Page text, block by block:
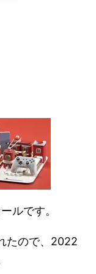
ルです。
たので、2022